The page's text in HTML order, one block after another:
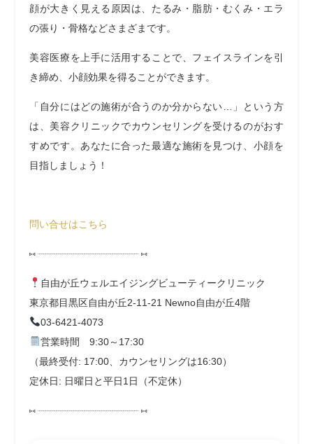
顔が大きく見える原因は、 たるみ・脂肪・むくみ・エラ
の張り・骨格などさまざまです。
美容医療を上手に活用することで、フェイスラインを引
き締め、小顔効果を得ることができます。
「自分にはどの施術が合うのか分からない…」という方
は、美容クリニックでカウンセリングを受けるのがおす
すめです。あなたに合った最適な施術を見つけ、小顔を
目指しましょう！
問い合せはこちら
⑅ ┈┈┈┈┈┈┈┈┈┈┈┈┈┈┈┈┈┈ ⑅
自由が丘ウェルエイジングビューティークリニック
東京都目黒区自由が丘2-11-21 Newno自由が丘4階
03-6421-4073
営業時間 9:30～17:30
（最終受付: 17:00、カウンセリングは16:30）
定休日: 日曜日と平日1日（不定休）
⑅ ┈┈┈┈┈┈┈┈┈┈┈┈┈┈┈┈┈┈ ⑅